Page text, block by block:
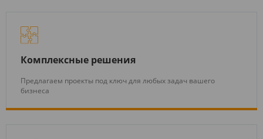
Комплексные решения
Предлагаем проекты под ключ для любых задач вашего
бизнеса